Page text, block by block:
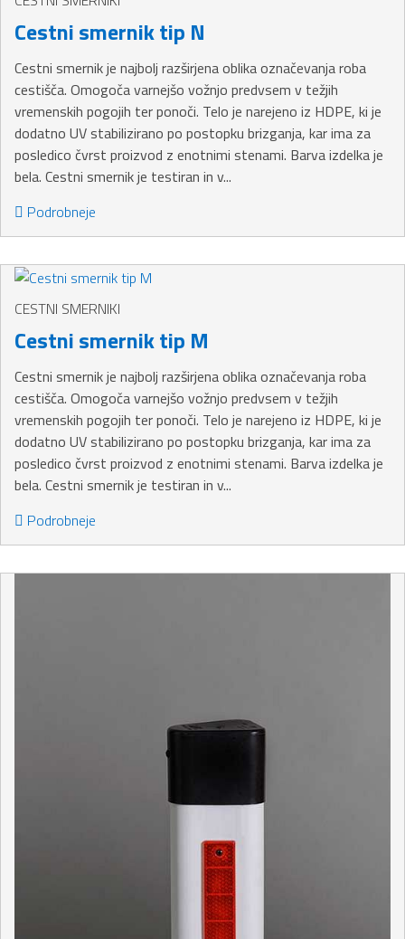
Cestni smernik tip N
Cestni smernik je najbolj razširjena oblika označevanja roba
cestišča. Omogoča varnejšo vožnjo predvsem v težjih
vremenskih pogojih ter ponoči. Telo je narejeno iz HDPE, ki je
dodatno UV stabilizirano po postopku brizganja, kar ima za
posledico čvrst proizvod z enotnimi stenami. Barva izdelka je
bela. Cestni smernik je testiran in v...
Podrobneje
CESTNI SMERNIKI
Cestni smernik tip M
Cestni smernik je najbolj razširjena oblika označevanja roba
cestišča. Omogoča varnejšo vožnjo predvsem v težjih
vremenskih pogojih ter ponoči. Telo je narejeno iz HDPE, ki je
dodatno UV stabilizirano po postopku brizganja, kar ima za
posledico čvrst proizvod z enotnimi stenami. Barva izdelka je
bela. Cestni smernik je testiran in v...
Podrobneje